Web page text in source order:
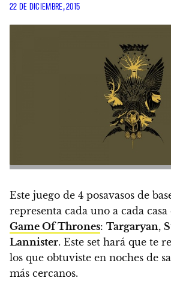
22 DE DICIEMBRE, 2015
Este juego de 4 posavasos de
representa cada uno a cada
Game Of Thrones: Targaryan,
Lannister. Este set hará que te
los que obtuviste en noches de
más cercanos.